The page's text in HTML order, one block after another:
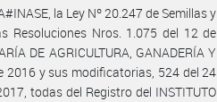
la Ley Nº 20.247 de Semillas y
Resoluciones Nros. 1.075 del 12 de
DE AGRICULTURA, GANADERÍA Y
2016 y sus modificatorias, 524 del 24
todas del Registro del INSTITUTO